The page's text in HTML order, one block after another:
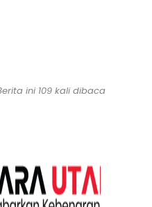
ini 109 kali dibaca